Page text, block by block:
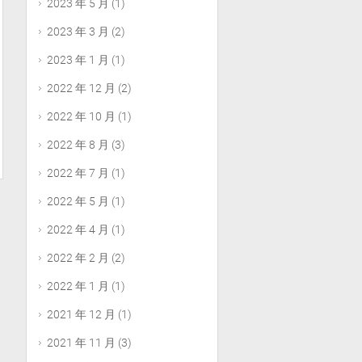
2023 年 5 月 (1)
2023 年 3 月 (2)
2023 年 1 月 (1)
2022 年 12 月 (2)
2022 年 10 月 (1)
2022 年 8 月 (3)
2022 年 7 月 (1)
2022 年 5 月 (1)
2022 年 4 月 (1)
2022 年 2 月 (2)
2022 年 1 月 (1)
2021 年 12 月 (1)
2021 年 11 月 (3)